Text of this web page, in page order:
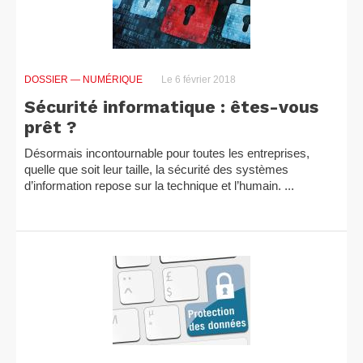
DOSSIER — NUMÉRIQUE Le 6 février 2018
Sécurité informatique : êtes-vous
prêt ?
Désormais incontournable pour toutes les entreprises,
quelle que soit leur taille, la sécurité des systèmes
d’information repose sur la technique et l’humain. ...